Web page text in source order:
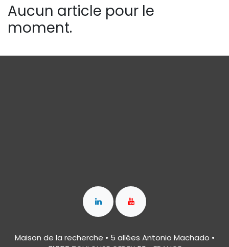
Aucun article pour le
moment.
Maison de la recherche • 5 allées Antonio Machado •